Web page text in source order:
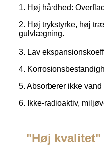
1. Høj hårdhed:
2. Høj trykstyrke, høj
gulvlægning.
3. Lav
4.
5. Absorberer ikke
6. Ikke-radioaktiv,
"Høj kvalitet"